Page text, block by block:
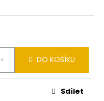
DO KOŠÍKU
Sdílet